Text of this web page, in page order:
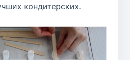
кондитерских.